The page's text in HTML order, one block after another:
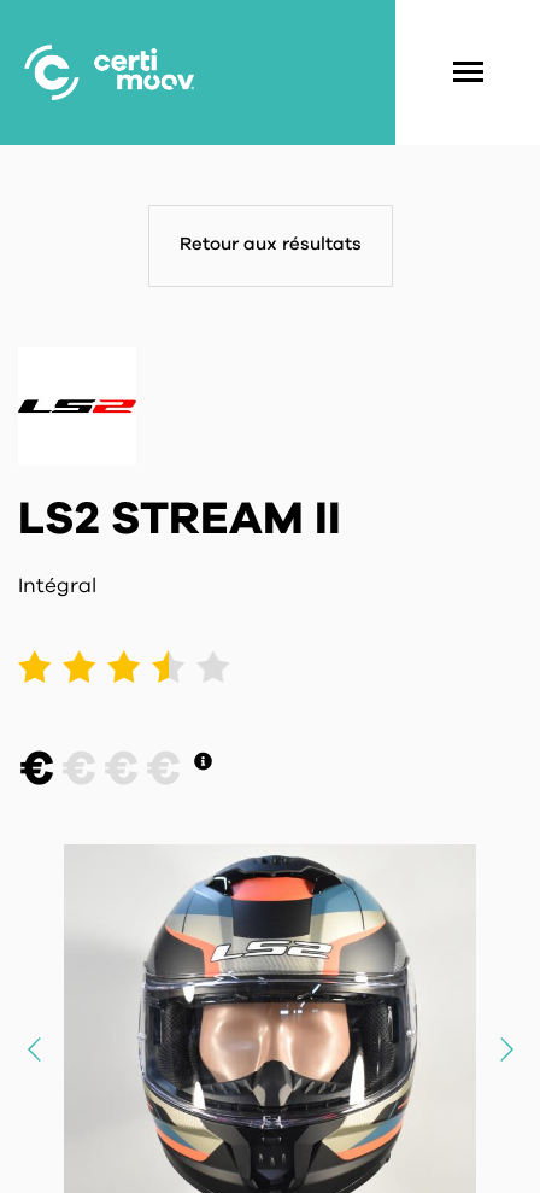
contenu
principal
Retour aux résultats
LS2 STREAM II
Intégral
2 3 4 5
€ € € €